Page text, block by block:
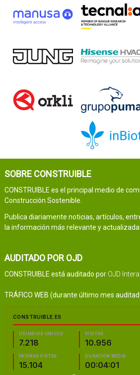
SOBRE CONSTRUIBLE
CONSTRUIBLE es el principal medio de
Construcción Sostenible.
Publica diariamente noticias, artículos,
la información más relevante y actualizada
AUDITADO POR OJD
CONSTRUIBLE está auditado por OJD
TRÁFICO WEB (durante último mes